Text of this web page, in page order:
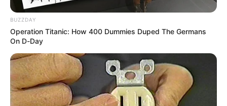
ACTIVAR AHORA
TEMAS DESTACADOS
EMERGENCIAS POR LLUVIAS
METRO DE MEDELLÍN
ELECCIONES PRESIDENCIALES
BUZZDAY
Operation Titanic: How 400 Dummies Duped The Germans
On D-Day